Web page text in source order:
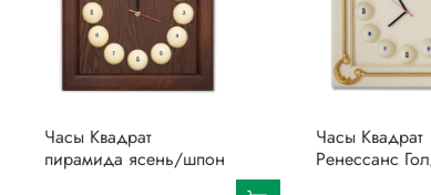
Часы Квадрат
пирамида ясень/шпон
Часы Квадрат
Ренессанс